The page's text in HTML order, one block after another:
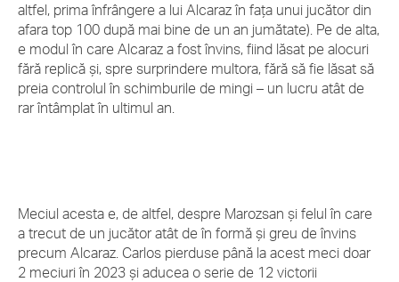
altfel, prima înfrângere a lui Alcaraz în fața unui jucător din
afara top 100 după mai bine de un an jumătate). Pe de alta,
e modul în care Alcaraz a fost învins, fiind lăsat pe alocuri
fără replică și, spre surprindere multora, fără să fie lăsat să
preia controlul în schimburile de mingi – un lucru atât de
rar întâmplat în ultimul an.
Meciul acesta e, de altfel, despre Marozsan și felul în care
a trecut de un jucător atât de în formă și greu de învins
precum Alcaraz. Carlos pierduse până la acest meci doar
2 meciuri în 2023 și aducea o serie de 12 victorii